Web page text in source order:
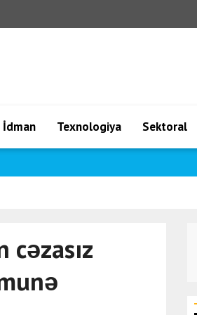
İdman Texnologiya Sektoral